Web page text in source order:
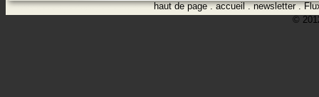
haut de page.accueil.newsletter.
©